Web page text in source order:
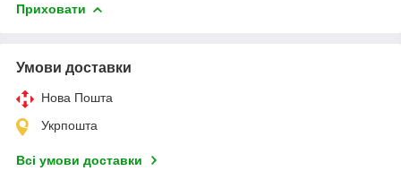
Приховати
Умови доставки
Нова Пошта
Укрпошта
Всі умови доставки